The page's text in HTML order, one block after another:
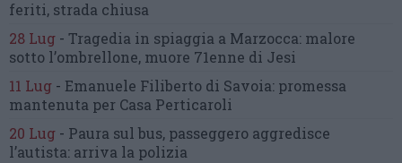
feriti, strada chiusa
28 Lug - Tragedia in spiaggia a Marzocca: malore
sotto l’ombrellone, muore 71enne di Jesi
11 Lug - Emanuele Filiberto di Savoia: promessa
mantenuta per Casa Perticaroli
20 Lug - Paura sul bus, passeggero aggredisce
l’autista: arriva la polizia